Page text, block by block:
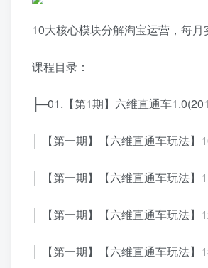
10大核心模块分解淘宝运营，每月
课程目录：
├─01.【第1期】六维直通车
│ 【第一期】【六维直通车玩法
│ 【第一期】【六维直通车玩法
│ 【第一期】【六维直通车玩法
│ 【第一期】【六维直通车玩法